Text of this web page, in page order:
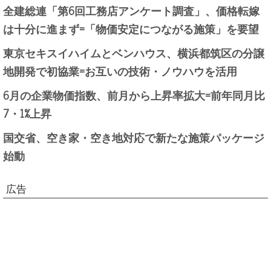
全建総連「第6回工務店アンケート調査」、価格転嫁
は十分に進まず=「物価安定につながる施策」を要望
東京セキスイハイムとベンハウス、横浜都筑区の分譲
地開発で初協業=お互いの技術・ノウハウを活用
6月の企業物価指数、前月から上昇率拡大=前年同月比
7・1%上昇
国交省、空き家・空き地対応で新たな施策パッケージ
始動
広告